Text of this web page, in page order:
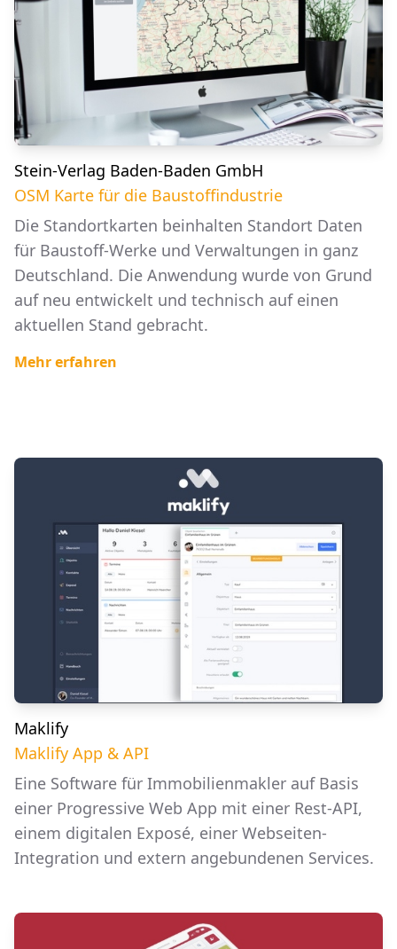
Stein-Verlag Baden-Baden GmbH
OSM Karte für die Baustoffindustrie
Die Standortkarten beinhalten Standort Daten
für Baustoff-Werke und Verwaltungen in ganz
Deutschland. Die Anwendung wurde von Grund
auf neu entwickelt und technisch auf einen
aktuellen Stand gebracht.
Mehr erfahren
Maklify
Maklify App & API
Eine Software für Immobilienmakler auf Basis
einer Progressive Web App mit einer Rest-API,
einem digitalen Exposé, einer Webseiten-
Integration und extern angebundenen Services.